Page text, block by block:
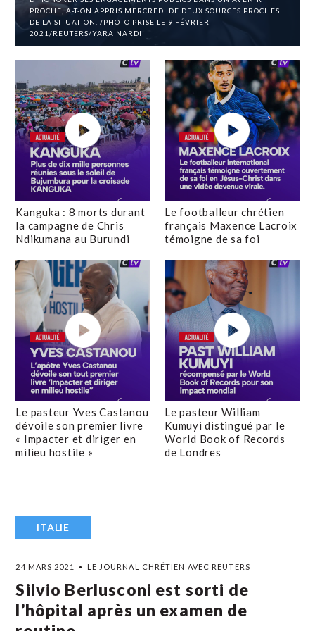
PROCHE, A-T-ON APPRIS MERCREDI DE DEUX SOURCES PROCHES
DE LA SITUATION. /PHOTO PRISE LE 9 FÉVRIER
2021/REUTERS/YARA NARDI
Kanguka : 8 morts durant
la campagne de Chris
Ndikumana au Burundi
Le footballeur chrétien
français Maxence Lacroix
témoigne de sa foi
Le pasteur Yves Castanou
dévoile son premier livre
« Impacter et diriger en
milieu hostile »
Le pasteur William
Kumuyi distingué par le
World Book of Records
de Londres
ITALIE
24 MARS 2021 LE JOURNAL CHRÉTIEN AVEC REUTERS
Silvio Berlusconi est sorti de
l’hôpital après un examen de